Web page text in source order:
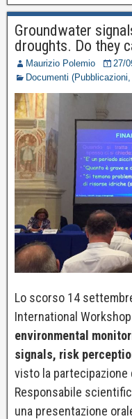
Groundwater
droughts. Do they
Maurizio Polemio
27/
Documenti
Lo scorso 14
International Workshop
environmental
signals, risk
visto la partecipazione
Responsabile
una presentazione